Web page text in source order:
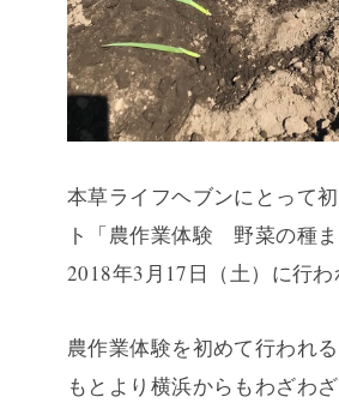
本草ライフヘブンにとって
ト「農作業体験 野菜の種
2018年3月17日（土）に行わ
農作業体験を初めて行われる
もとより横浜からもわざわ